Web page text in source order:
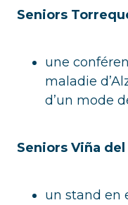
Seniors
une
maladie
d’un mode
Seniors Viña del
un stand en